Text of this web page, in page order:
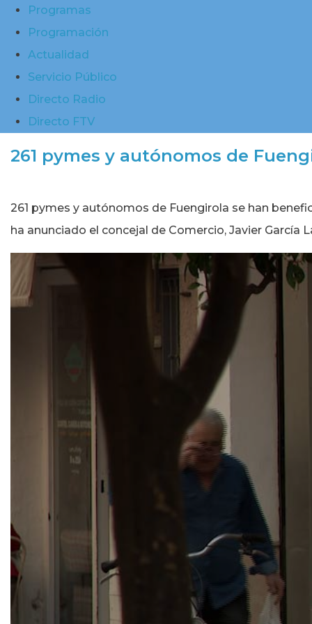
Programas
Programación
Actualidad
Servicio Público
Directo Radio
Directo FTV
261 pymes y autónomos de
261 pymes y autónomos de Fuengirola se han
ha anunciado el concejal de Comercio, Javier